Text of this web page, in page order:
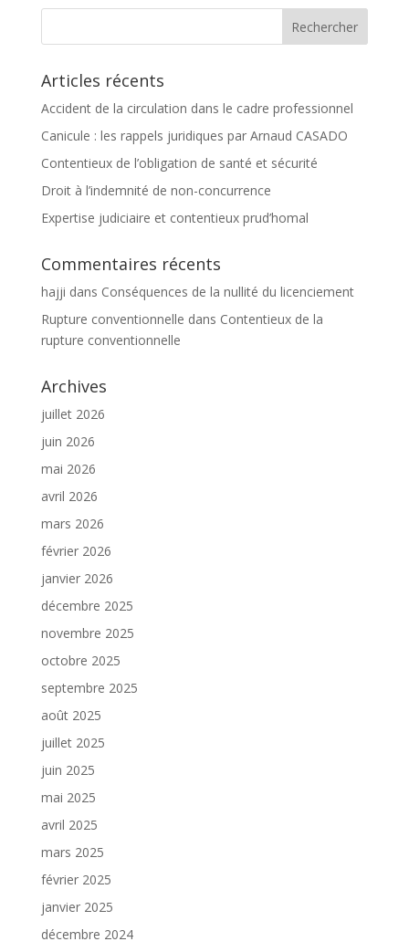
Articles récents
Accident de la circulation dans le cadre professionnel
Canicule : les rappels juridiques par Arnaud CASADO
Contentieux de l’obligation de santé et sécurité
Droit à l’indemnité de non-concurrence
Expertise judiciaire et contentieux prud’homal
Commentaires récents
hajji dans Conséquences de la nullité du licenciement
Rupture conventionnelle dans Contentieux de la
rupture conventionnelle
Archives
juillet 2026
juin 2026
mai 2026
avril 2026
mars 2026
février 2026
janvier 2026
décembre 2025
novembre 2025
octobre 2025
septembre 2025
août 2025
juillet 2025
juin 2025
mai 2025
avril 2025
mars 2025
février 2025
janvier 2025
décembre 2024